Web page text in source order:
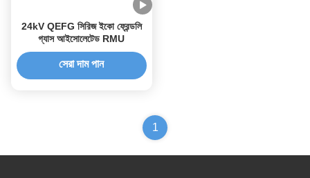
24kV QEFG সিরিজ ইকো ফ্রেন্ডলি
গ্যাস আইসোলেটেড RMU
সেরা দাম পান
1